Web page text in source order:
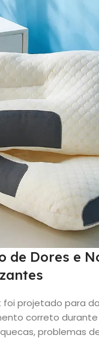
de Dores e
foi projetado para
correto durante
problemas